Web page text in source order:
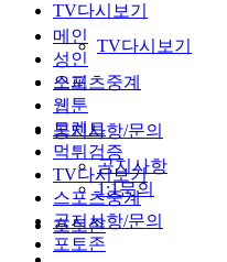
TV다시보기
TV다시보기
스포츠중계
공지사항/문의
공지사항
1:1문의
포토존
메인
성인
오피
웹툰
토렌트
먹튀검증
TV다시보기
스포츠중계
공지사항/문의
포토존